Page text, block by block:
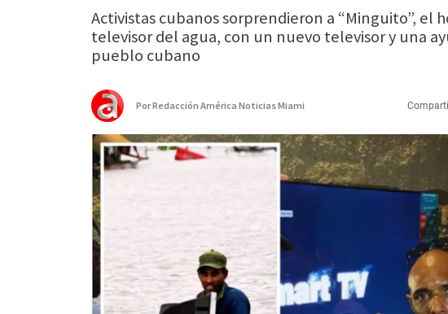
Activistas cubanos sorprendieron a “Minguito”, el
televisor del agua, con un nuevo televisor y una
pueblo cubano
PorRedacción América Noticias Miami